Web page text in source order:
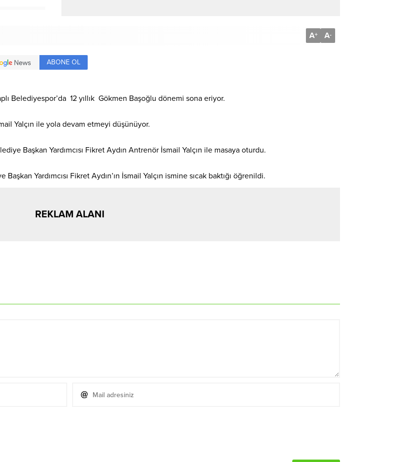
A+ A-
ABONE OL
Belediyespor’da 12 yıllık Gökmen Başoğlu dönemi sona eriyor.
Yalçın ile yola devam etmeyi düşünüyor.
Başkan Yardımcısı Fikret Aydın Antrenör İsmail Yalçın ile masaya oturdu.
Yardımcısı Fikret Aydın’ın İsmail Yalçın ismine sıcak baktığı öğrenildi.
REKLAM ALANI